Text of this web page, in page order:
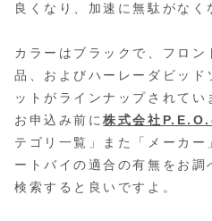
良くなり、加速に無駄がなく
カラーはブラックで、フロ
品、およびハーレーダビッド
ットがラインナップされてい
お申込み前に株式会社P.E.O.
テゴリ一覧」また「メーカー
ートバイの適合の有無をお
検索すると良いですよ。